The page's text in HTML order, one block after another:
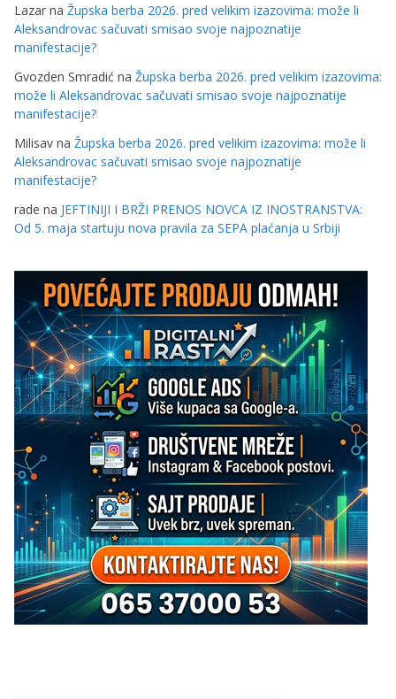
Lazar na Župska berba 2026. pred velikim izazovima: može li
Aleksandrovac sačuvati smisao svoje najpoznatije
manifestacije?
Gvozden Smradić na Župska berba 2026. pred velikim izazovima:
može li Aleksandrovac sačuvati smisao svoje najpoznatije
manifestacije?
Milisav na Župska berba 2026. pred velikim izazovima: može li
Aleksandrovac sačuvati smisao svoje najpoznatije
manifestacije?
rade na JEFTINIJI I BRŽI PRENOS NOVCA IZ INOSTRANSTVA:
Od 5. maja startuju nova pravila za SEPA plaćanja u Srbiji